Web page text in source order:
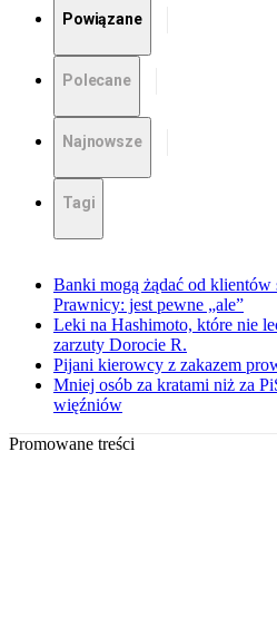
Powiązane
Polecane
Najnowsze
Tagi
Banki mogą żądać od klientów
Prawnicy: jest pewne „ale”
Leki na Hashimoto, które nie
zarzuty Dorocie R.
Pijani kierowcy z zakazem
Mniej osób za kratami niż za
więźniów
Promowane treści